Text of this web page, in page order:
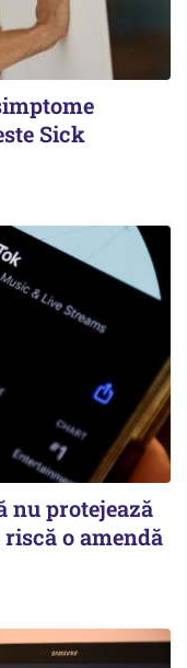
Sick
nu protejează
o amendă